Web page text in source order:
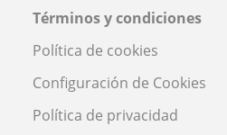
Términos y condiciones
Política de cookies
Configuración de Cookies
Política de privacidad